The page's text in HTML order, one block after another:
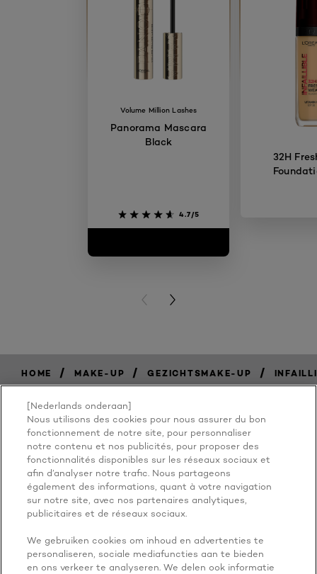
Volume Million Lashes
Panorama Mascara
Black
4.7/5
32H
PREVIOUS CARD
NEXT CARD
HOME / MAKE-UP / GEZICHTSMAKE-UP /
BECAUSE
YOU'RE
WORTH IT
[Nederlands onderaan]
Nous utilisons des cookies pour nous assurer du bon
fonctionnement de notre site, pour personnaliser
notre contenu et nos publicités, pour proposer des
fonctionnalités disponibles sur les réseaux sociaux et
afin d’analyser notre trafic. Nous partageons
également des informations, quant à votre navigation
sur notre site, avec nos partenaires analytiques,
publicitaires et de réseaux sociaux.
We gebruiken cookies om inhoud en advertenties te
personaliseren, sociale mediafuncties aan te bieden
en ons verkeer te analyseren. We delen ook informatie